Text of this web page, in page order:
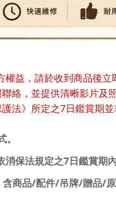
權益，請於收到商品後
絡，並提供清晰影片及
法》所定之7日鑑賞期
。
消保法規定之7 日鑑賞期
含商品/配件/吊牌/贈品/